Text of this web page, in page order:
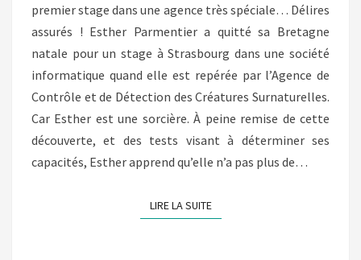
premier stage dans une agence très spéciale… Délires
assurés ! Esther Parmentier a quitté sa Bretagne
natale pour un stage à Strasbourg dans une société
informatique quand elle est repérée par l’Agence de
Contrôle et de Détection des Créatures Surnaturelles.
Car Esther est une sorcière. À peine remise de cette
découverte, et des tests visant à déterminer ses
capacités, Esther apprend qu’elle n’a pas plus de…
LIRE LA SUITELIRE LA SUITE